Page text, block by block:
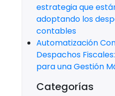
estrategia que
adoptando los
contables
Automatización
Despachos
para una Gestión
Categorías